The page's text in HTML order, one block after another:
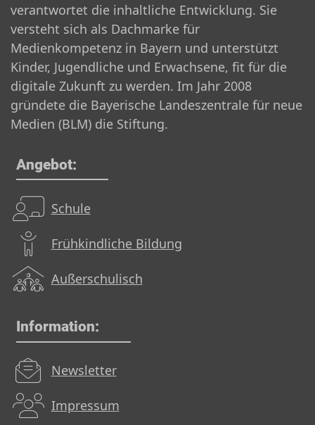
verantwortet die inhaltliche Entwicklung. Sie
versteht sich als Dachmarke für
Medienkompetenz in Bayern und unterstützt
Kinder, Jugendliche und Erwachsene, fit für die
digitale Zukunft zu werden. Im Jahr 2008
gründete die Bayerische Landeszentrale für neue
Medien (BLM) die Stiftung.
Angebot:
Schule
Frühkindliche Bildung
Außerschulisch
Information:
Newsletter
Impressum